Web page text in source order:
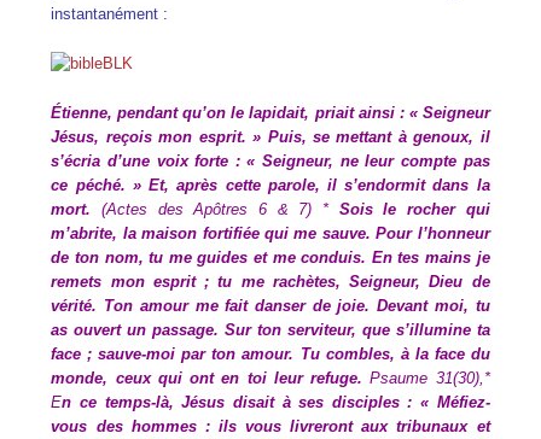
instantanément :
Étienne, pendant qu’on le lapidait, priait ainsi : « Seigneur
Jésus, reçois mon esprit. » Puis, se mettant à genoux, il
s’écria d’une voix forte : « Seigneur, ne leur compte pas
ce péché. » Et, après cette parole, il s’endormit dans la
mort. (Actes des Apôtres 6 & 7) * Sois le rocher qui
m’abrite, la maison fortifiée qui me sauve. Pour l’honneur
de ton nom, tu me guides et me conduis. En tes mains je
remets mon esprit ; tu me rachètes, Seigneur, Dieu de
vérité. Ton amour me fait danser de joie. Devant moi, tu
as ouvert un passage. Sur ton serviteur, que s’illumine ta
face ; sauve-moi par ton amour. Tu combles, à la face du
monde, ceux qui ont en toi leur refuge. Psaume 31(30),*
En ce temps-là, Jésus disait à ses disciples : « Méfiez-
vous des hommes : ils vous livreront aux tribunaux et